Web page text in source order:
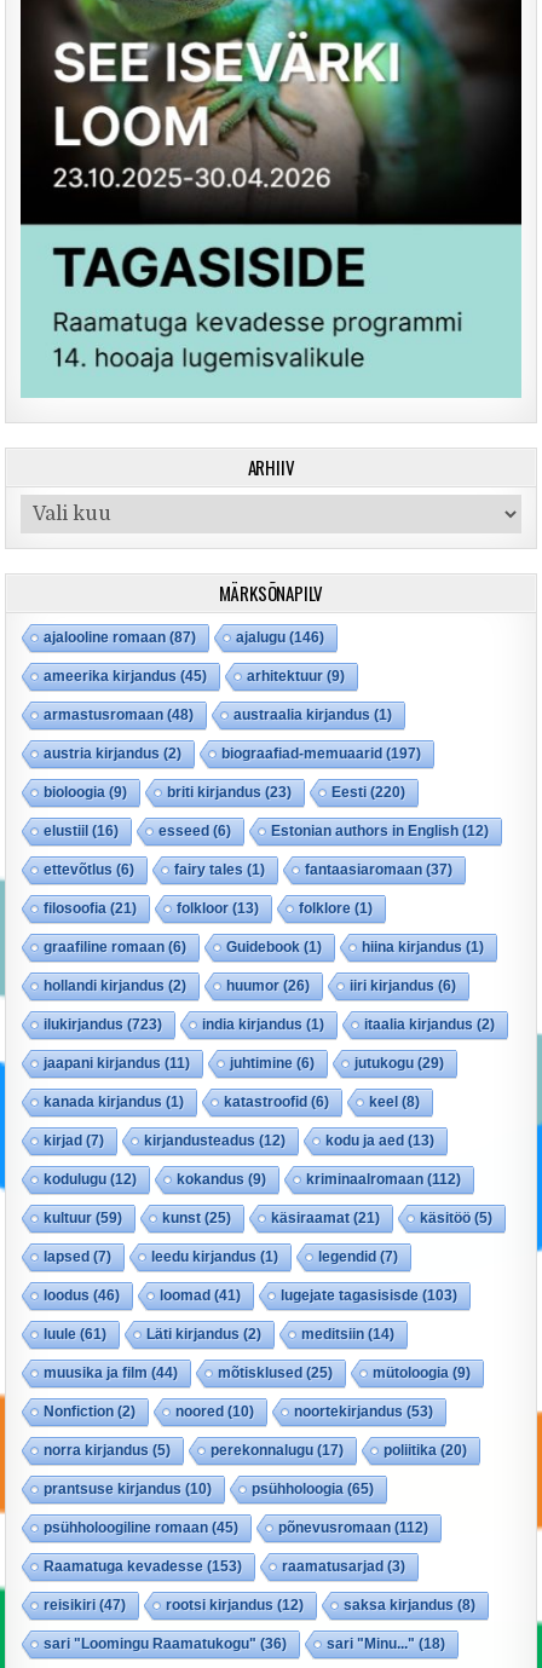
ARHIIV
Arhiiv
MÄRKSÕNAPILV
ajalooline romaan (87) ajalugu (146)
ameerika kirjandus (45) arhitektuur (9)
armastusromaan (48) austraalia kirjandus (1)
austria kirjandus (2) biograafiad-memuaarid (197)
bioloogia (9) briti kirjandus (23) Eesti (220)
elustiil (16) esseed (6) Estonian authors in English (12)
ettevõtlus (6) fairy tales (1) fantaasiaromaan (37)
filosoofia (21) folkloor (13) folklore (1)
graafiline romaan (6) Guidebook (1) hiina kirjandus (1)
hollandi kirjandus (2) huumor (26) iiri kirjandus (6)
ilukirjandus (723) india kirjandus (1) itaalia kirjandus (2)
jaapani kirjandus (11) juhtimine (6) jutukogu (29)
kanada kirjandus (1) katastroofid (6) keel (8)
kirjad (7) kirjandusteadus (12) kodu ja aed (13)
kodulugu (12) kokandus (9) kriminaalromaan (112)
kultuur (59) kunst(25) käsiraamat(21) käsitöö (5)
lapsed (7) leedu kirjandus (1) legendid (7)
loodus (46) loomad (41) lugejate tagasisisde (103)
luule (61) Läti kirjandus (2) meditsiin (14)
muusika ja film (44) mõtisklused (25) mütoloogia (9)
Nonfiction (2) noored (10) noortekirjandus (53)
norra kirjandus (5) perekonnalugu (17) poliitika (20)
prantsuse kirjandus (10) psühholoogia (65)
psühholoogiline romaan (45) põnevusromaan (112)
Raamatuga kevadesse (153) raamatusarjad (3)
reisikiri (47) rootsi kirjandus (12) saksa kirjandus (8)
sari "Loomingu Raamatukogu" (36) sari "Minu..." (18)